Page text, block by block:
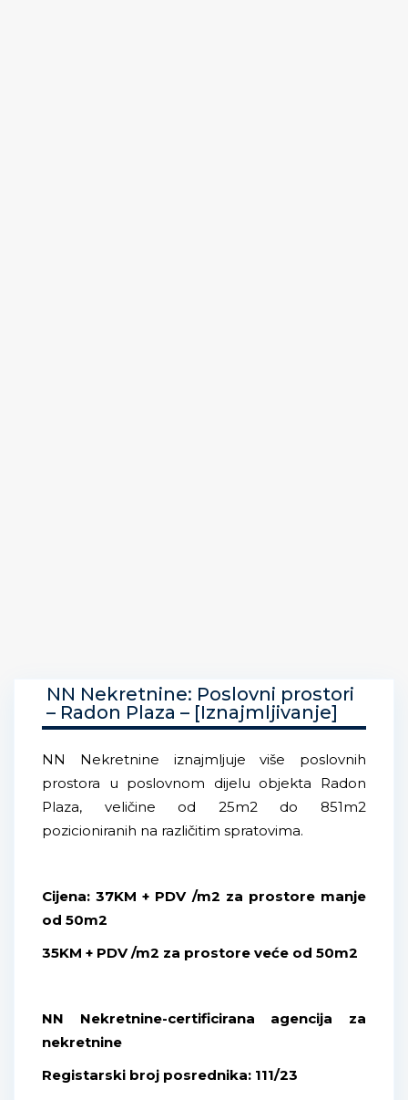
NN Nekretnine: Poslovni prostori
– Radon Plaza – [Iznajmljivanje]
NN Nekretnine iznajmljuje više poslovnih
prostora u poslovnom dijelu objekta Radon
Plaza, veličine od 25m2 do 851m2
pozicioniranih na različitim spratovima.
Cijena: 37KM + PDV /m2 za prostore manje
od 50m2
35KM + PDV /m2 za prostore veće od 50m2
NN Nekretnine-certificirana agencija za
nekretnine
Registarski broj posrednika: 111/23